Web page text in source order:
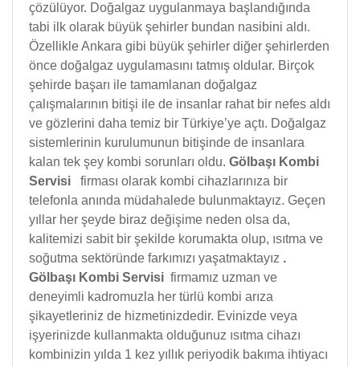
çözülüyor. Doğalgaz uygulanmaya başlandığında
tabi ilk olarak büyük şehirler bundan nasibini aldı.
Özellikle Ankara gibi büyük şehirler diğer şehirlerden
önce doğalgaz uygulamasını tatmış oldular. Birçok
şehirde başarı ile tamamlanan doğalgaz
çalışmalarının bitişi ile de insanlar rahat bir nefes aldı
ve gözlerini daha temiz bir Türkiye’ye açtı. Doğalgaz
sistemlerinin kurulumunun bitişinde de insanlara
kalan tek şey kombi sorunları oldu. Gölbaşı Kombi
Servisi firması olarak kombi cihazlarınıza bir
telefonla anında müdahalede bulunmaktayız. Geçen
yıllar her şeyde biraz değişime neden olsa da,
kalitemizi sabit bir şekilde korumakta olup, ısıtma ve
soğutma sektöründe farkımızı yaşatmaktayız .
Gölbaşı Kombi Servisi firmamız uzman ve
deneyimli kadromuzla her türlü kombi arıza
şikayetleriniz de hizmetinizdedir. Evinizde veya
işyerinizde kullanmakta olduğunuz ısıtma cihazı
kombinizin yılda 1 kez yıllık periyodik bakıma ihtiyacı